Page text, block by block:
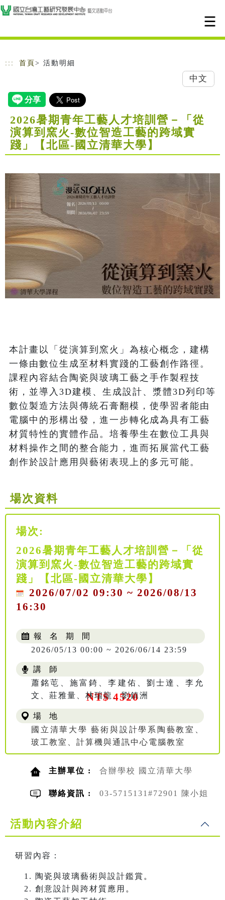
跳到主要內容
網站導覽
::: 首頁 > 活動明細
中文
2026暑期青年工藝人才培訓營－「從
演算到窯火-數位智造工藝的跨域實
踐」【北區-國立清華大學】
本計畫以「從演算到窯火」為核心概念，建構
一條由數位生成至材料實踐的工藝創作路徑。
課程內容結合陶瓷與玻璃工藝之手作製程技
術，並導入3D建模、生成設計、漿體3D列印等
數位製造方法與傳統石膏翻模，使學習者能由
電腦中的形構出發，進一步轉化成為具有工藝
材質特性的實體作品。培養學生在數位工具與
材料操作之間的整合能力，進而拓展當代工藝
創作於設計應用與藝術表現上的多元可能。
場次資料
場次:
2026暑期青年工藝人才培訓營－「從
演算到窯火-數位智造工藝的跨域實
踐」【北區-國立清華大學】
2026/07/02 09:30 ~ 2026/08/13
16:30
NT$ 4520
報 名 期 間
2026/05/13 00:00 ~ 2026/06/14 23:59
講 師
蕭銘芚、施富錡、李建佑、劉士達、李允
文、莊雅量、林瑞龍、劉鎮洲
場 地
國立清華大學 藝術與設計學系陶藝教室、
玻工教室、計算機與通訊中心電腦教室
主辦單位 : 合辦學校 國立清華大學
聯絡資訊 : 03-5715131#72901 陳小姐
活動內容介紹
研習內容：
陶瓷與玻璃藝術與設計鑑賞 。
創意設計與跨材質應用 。